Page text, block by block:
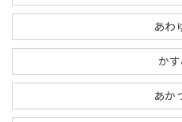
あわ
か
あか